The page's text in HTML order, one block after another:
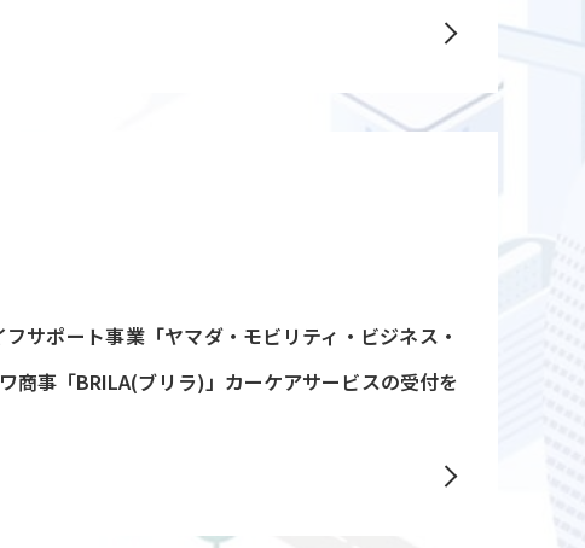
サポート事業「ヤマダ・モビリティ・ビジネス・
事「BRILA(ブリラ)」カーケアサービスの受付を